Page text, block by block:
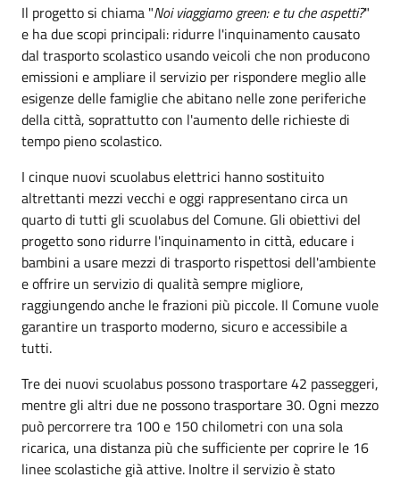
Il progetto si chiama "Noi viaggiamo green: e tu che aspetti?"
e ha due scopi principali: ridurre l'inquinamento causato
dal trasporto scolastico usando veicoli che non producono
emissioni e ampliare il servizio per rispondere meglio alle
esigenze delle famiglie che abitano nelle zone periferiche
della città, soprattutto con l'aumento delle richieste di
tempo pieno scolastico.
I cinque nuovi scuolabus elettrici hanno sostituito
altrettanti mezzi vecchi e oggi rappresentano circa un
quarto di tutti gli scuolabus del Comune. Gli obiettivi del
progetto sono ridurre l'inquinamento in città, educare i
bambini a usare mezzi di trasporto rispettosi dell'ambiente
e offrire un servizio di qualità sempre migliore,
raggiungendo anche le frazioni più piccole. Il Comune vuole
garantire un trasporto moderno, sicuro e accessibile a
tutti.
Tre dei nuovi scuolabus possono trasportare 42 passeggeri,
mentre gli altri due ne possono trasportare 30. Ogni mezzo
può percorrere tra 100 e 150 chilometri con una sola
ricarica, una distanza più che sufficiente per coprire le 16
linee scolastiche già attive. Inoltre il servizio è stato